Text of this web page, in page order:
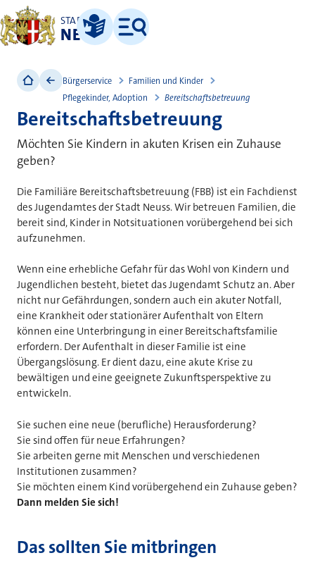
STADT
NEUSS
Leichte Sprache
Menü
Bürgerservice
Familien und Kinder
Pflegekinder, Adoption
Bereitschaftsbetreuung
Bereitschaftsbetreuung
Möchten Sie Kindern in akuten Krisen ein Zuhause
geben?
Die Familiäre Bereitschaftsbetreuung (FBB) ist ein Fachdienst
des Jugendamtes der Stadt Neuss. Wir betreuen Familien, die
bereit sind, Kinder in Notsituationen vorübergehend bei sich
aufzunehmen.
Wenn eine erhebliche Gefahr für das Wohl von Kindern und
Jugendlichen besteht, bietet das Jugendamt Schutz an. Aber
nicht nur Gefährdungen, sondern auch ein akuter Notfall,
eine Krankheit oder stationärer Aufenthalt von Eltern
können eine Unterbringung in einer Bereitschaftsfamilie
erfordern. Der Aufenthalt in dieser Familie ist eine
Übergangslösung. Er dient dazu, eine akute Krise zu
bewältigen und eine geeignete Zukunftsperspektive zu
entwickeln.
Sie suchen eine neue (berufliche) Herausforderung?
Sie sind offen für neue Erfahrungen?
Sie arbeiten gerne mit Menschen und verschiedenen
Institutionen zusammen?
Sie möchten einem Kind vorübergehend ein Zuhause geben?
Dann melden Sie sich!
Das sollten Sie mitbringen